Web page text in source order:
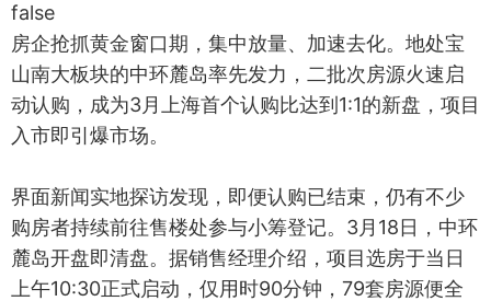
false
房企抢抓黄金窗口期，集中放量、加速去化。地处宝
山南大板块的中环麓岛率先发力，二批次房源火速启
动认购，成为3月上海首个认购比达到1:1的新盘，项目
入市即引爆市场。
界面新闻实地探访发现，即便认购已结束，仍有不少
购房者持续前往售楼处参与小筹登记。3月18日，中环
麓岛开盘即清盘。据销售经理介绍，项目选房于当日
上午10:30正式启动，仅用时90分钟，79套房源便全